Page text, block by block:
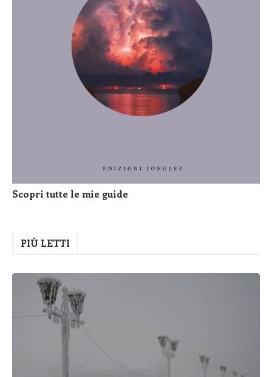
Scopri tutte le mie guide
PIÙ LETTI